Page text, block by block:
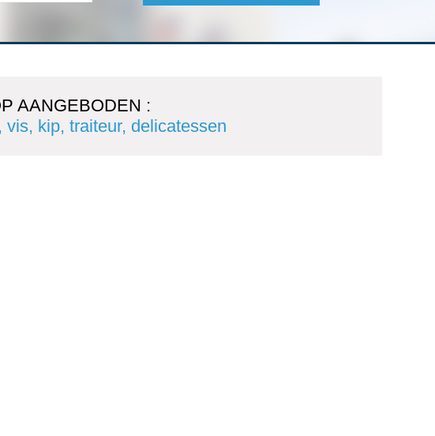
AANGEBODEN :
vis, kip, traiteur, delicatessen